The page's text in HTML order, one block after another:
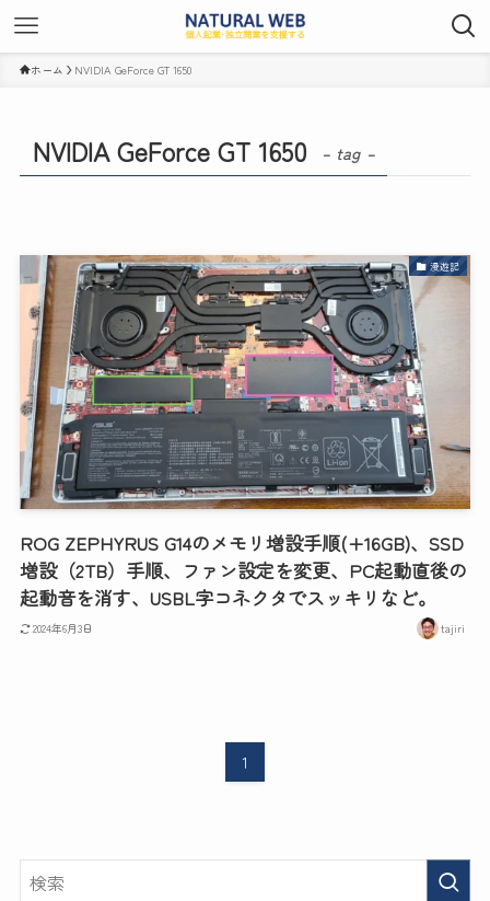
ホーム NVIDIA GeForce GT 1650
NVIDIA GeForce GT 1650 – tag –
漫遊記
ROG ZEPHYRUS G14のメモリ増設手順(+16GB)、SSD
増設（2TB）手順、ファン設定を変更、PC起動直後の
起動音を消す、USBL字コネクタでスッキリなど。
2024年6月3日 tajiri
1